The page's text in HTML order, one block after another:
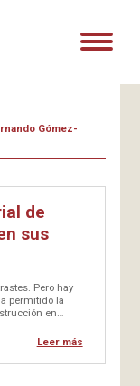
Gómez-
de
sus
Pero hay
permitido la
en
Leer más